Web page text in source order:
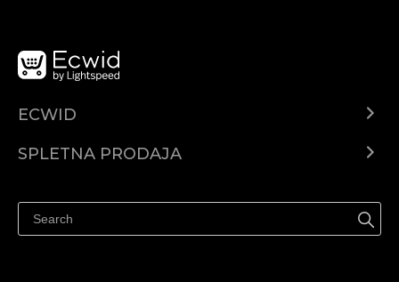
ECWID
SPLETNA PRODAJA
Prodaja na Instagramu